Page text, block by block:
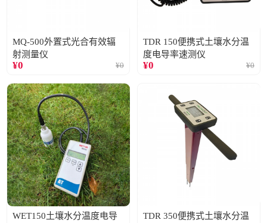
MQ-500外置式光合有效辐
射测量仪
¥0 ¥0
TDR 150便携式土壤水分温
度电导率速测仪
¥0 ¥0
WET150土壤水分温度电导
TDR 350便携式土壤水分温